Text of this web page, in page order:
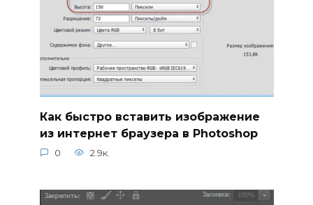
Как быстро вставить изображение
из интернет браузера в Photoshop
0 2.9к.